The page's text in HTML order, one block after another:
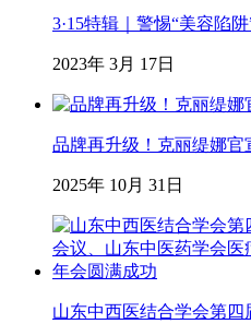
3·15特辑｜警惕“美容陷
2023年 3月 17日
品牌再升级！克丽缇娜官
2025年 10月 31日
山东中西医结合学会第